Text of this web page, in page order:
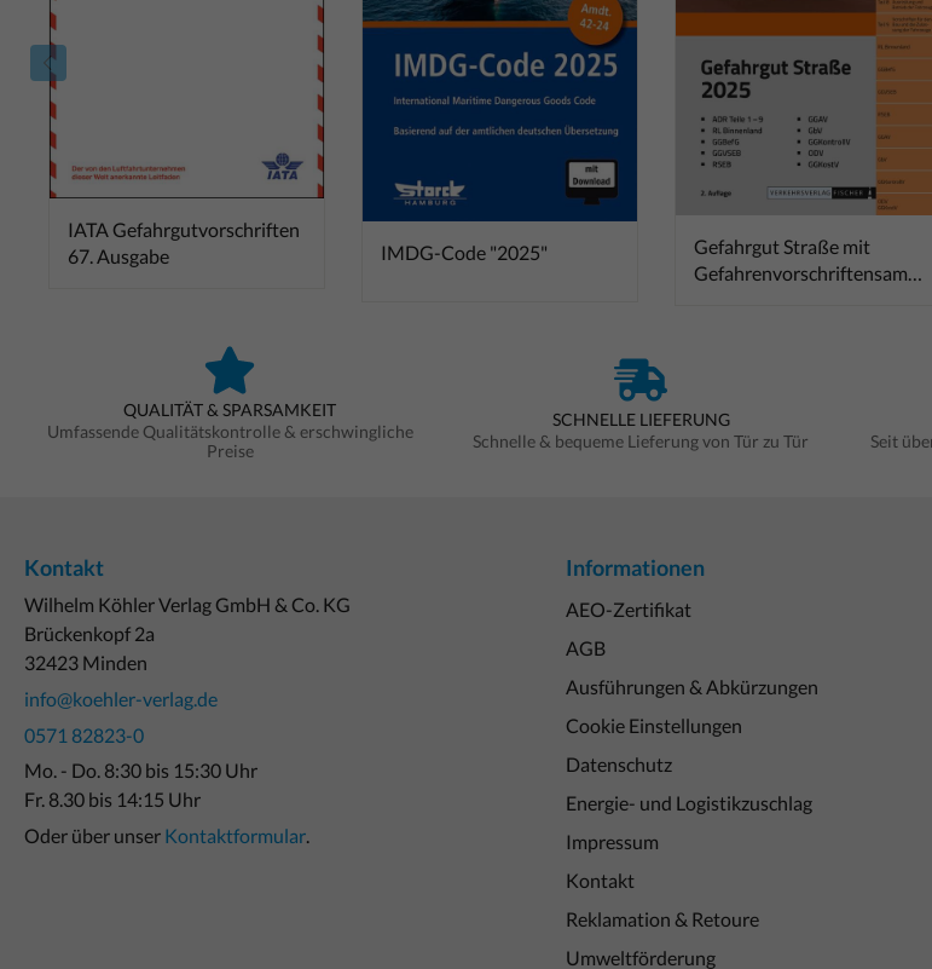
IATA Gefahrgutvorschriften
67. Ausgabe
IMDG-Code "2025"
Gefahrgut Straße mit
Gefahrenvorschriftensamml
QUALITÄT & SPARSAMKEIT
Umfassende Qualitätskontrolle & erschwingliche
Preise
SCHNELLE LIEFERUNG
Schnelle & bequeme Lieferung von Tür zu Tür
Seit
Kontakt
Wilhelm Köhler Verlag GmbH & Co. KG
Brückenkopf 2a
32423 Minden
info@koehler-verlag.de
0571 82823-0
Mo. - Do. 8:30 bis 15:30 Uhr
Fr. 8.30 bis 14:15 Uhr
Oder über unser Kontaktformular
Informationen
AEO-Zertifikat
AGB
Ausführungen & Abkürzungen
Cookie Einstellungen
Datenschutz
Energie- und Logistikzuschlag
Impressum
Kontakt
Reklamation & Retoure
Umweltförderung